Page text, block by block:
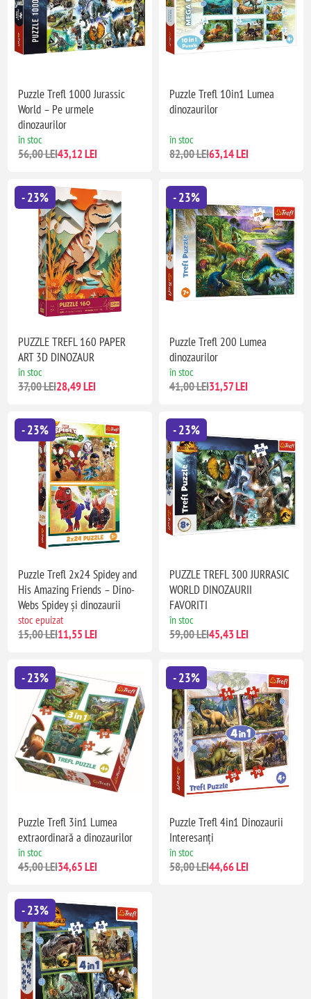
Puzzle Trefl 1000 Jurassic
World – Pe urmele
dinozaurilor
în stoc
56,00 LEI43,12 LEI
Puzzle Trefl 10in1 Lumea
dinozaurilor
în stoc
82,00 LEI63,14 LEI
- 23%
PUZZLE TREFL 160 PAPER
ART 3D DINOZAUR
în stoc
37,00 LEI28,49 LEI
- 23%
Puzzle Trefl 200 Lumea
dinozaurilor
în stoc
41,00 LEI31,57 LEI
- 23%
Puzzle Trefl 2x24 Spidey and
His Amazing Friends – Dino-
Webs Spidey și dinozaurii
stoc epuizat
15,00 LEI11,55 LEI
- 23%
PUZZLE TREFL 300 JURRASIC
WORLD DINOZAURII
FAVORITI
în stoc
59,00 LEI45,43 LEI
- 23%
Puzzle Trefl 3in1 Lumea
extraordinară a dinozaurilor
în stoc
45,00 LEI34,65 LEI
- 23%
Puzzle Trefl 4in1 Dinozaurii
Interesanți
în stoc
58,00 LEI44,66 LEI
- 23%